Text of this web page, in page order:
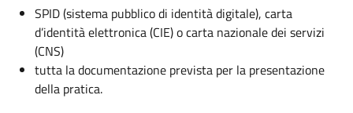
SPID (sistema pubblico di identità digitale), carta
d’identità elettronica (CIE) o carta nazionale dei servizi
(CNS)
tutta la documentazione prevista per la presentazione
della pratica.